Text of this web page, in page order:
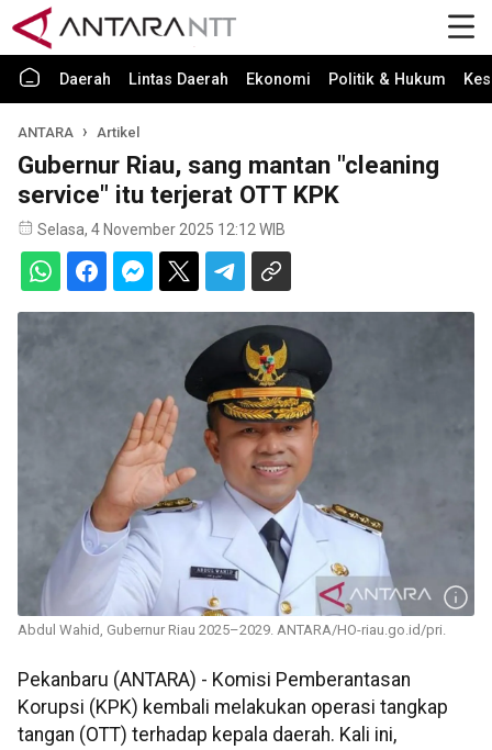
Daerah Lintas Daerah Ekonomi Politik & Hukum
ANTARA Artikel
Gubernur Riau, sang mantan "cleaning
service" itu terjerat OTT KPK
Selasa, 4 November 2025 12:12 WIB
Abdul Wahid, Gubernur Riau 2025–2029. ANTARA/HO-riau.go.id/pri.
Pekanbaru (ANTARA) - Komisi Pemberantasan
Korupsi (KPK) kembali melakukan operasi tangkap
tangan (OTT) terhadap kepala daerah. Kali ini,